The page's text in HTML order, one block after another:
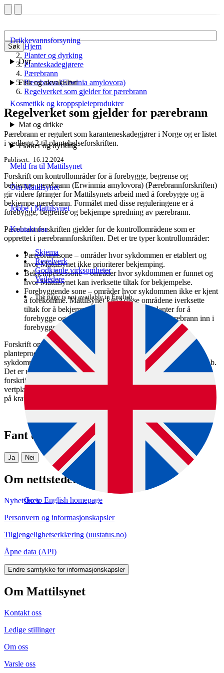
Søk
Drikkevannsforsyning
Dyr
Fisk og akvakultur
Kosmetikk og kroppspleieprodukter
Mat og drikke
Planter og dyrking
Meld fra til Mattilsynet
Om Mattilsynet
Jobbe i Mattilsynet
Kontakt oss
Skjema
Regelverk
Godkjente virksomheter
Veiledere
The page is not available in English.
Go to English homepage
Hjem
Planter og dyrking
Planteskadegjørere
Pærebrann
Pærebrann (Erwinia amylovora)
Regelverket som gjelder for pærebrann
Regelverket som gjelder for pærebrann
Pærebrann er regulert som karanteneskadegjører i Norge og er listet
i vedlegg 2 til plantehelseforskriften.
Publisert 16.12.2024
Forskrift om kontrollområder for å forebygge, begrense og
bekjempe pærebrann (Erwinmia amylovora) (Pærebrannforskriften)
gir videre føringer for Mattilsynets arbeid med å forebygge og å
bekjempe pærebrann. Formålet med disse reguleringene er å
forebygge, begrense og bekjempe spredning av pærebrann.
Pærebrannforskriften gjelder for de kontrollområdene som er
opprettet i pærebrannforskriften. Det er tre typer kontrollområder:
Pærebrannsone – områder hvor sykdommen er etablert og
hvor Mattilsynet ikke prioriterer bekjemping.
Bekjempelsessone – områder hvor sykdommen er funnet og
hvor Mattilsynet kan iverksette tiltak for bekjempelse.
Forebyggende sone – områder hvor sykdommen ikke er kjent
å forekomme. Mattilsynet kan i disse områdene iverksette
tiltak for å bekjempe lett mottakelige vertplanter for å
forebygge og redusere risikoen for smitte av pærebrann inn i
forebyggende sone.
Forskrift om plantehelse gir i vedlegg 4B punkt 1 krav til
planteproduksjon av vertplanter for pærebrann. I områder hvor
sykdommen er kjent å forekomme gjelder kravene under bokstav b.
Det er utarbeidet en dispensasjonsordning fra disse
forskriftskravene, og planteskoler som produserer og omsetter
vertplanter i områder med pærebrann må søke dispensasjon basert
på kravene i denne ordningen inntil videre.
Fant du det du lette etter?
Ja Nei
Om nettstedet
Nyhetsbrev
Personvern og informasjonskapsler
Tilgjengelighetserklæring (uustatus.no)
Åpne data (API)
Endre samtykke for informasjonskapsler
Om Mattilsynet
Kontakt oss
Ledige stillinger
Om oss
Varsle oss